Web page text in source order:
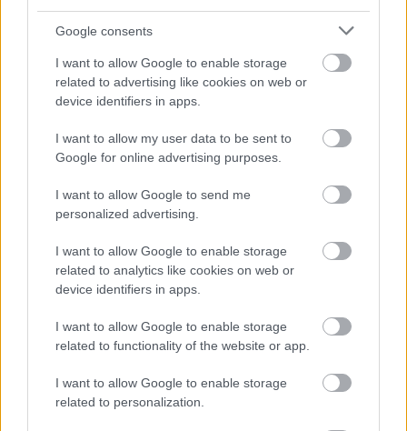
Google consents
I want to allow Google to enable storage
related to advertising like cookies on web or
device identifiers in apps.
I want to allow my user data to be sent to
Google for online advertising purposes.
I want to allow Google to send me
personalized advertising.
I want to allow Google to enable storage
related to analytics like cookies on web or
device identifiers in apps.
I want to allow Google to enable storage
related to functionality of the website or app.
I want to allow Google to enable storage
related to personalization.